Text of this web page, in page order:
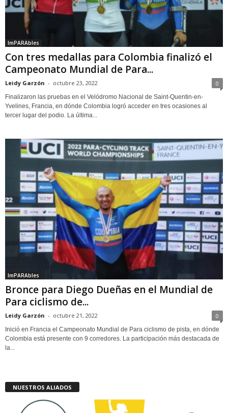
ImPARAbles
Con tres medallas para Colombia finalizó el
Campeonato Mundial de Para...
Leidy Garzón - octubre 23, 2022 0
Finalizaron las pruebas en el Velódromo Nacional de Saint-Quentin-en-
Yvelines, Francia, en dónde Colombia logró acceder en tres ocasiones al
tercer lugar del podio. La última...
ImPARAbles
Bronce para Diego Dueñas en el Mundial de
Para ciclismo de...
Leidy Garzón - octubre 21, 2022 0
Inició en Francia el Campeonato Mundial de Para ciclismo de pista, en dónde
Colombia está presente con 9 corredores. La participación más destacada de
la...
NUESTROS ALIADOS